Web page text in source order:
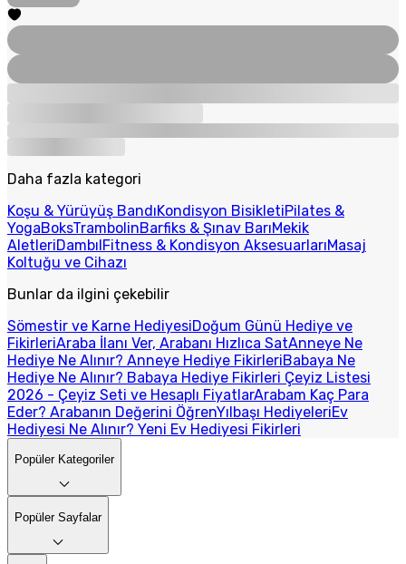
Daha fazla kategori
Koşu & Yürüyüş BandıKondisyon BisikletiPilates &
YogaBoksTrambolinBarfiks & Şınav BarıMekik
AletleriDambılFitness & Kondisyon AksesuarlarıMasaj
Koltuğu ve Cihazı
Bunlar da ilgini çekebilir
Sömestir ve Karne HediyesiDoğum Günü Hediye ve
FikirleriAraba İlanı Ver, Arabanı Hızlıca SatAnneye Ne
Hediye Ne Alınır? Anneye Hediye FikirleriBabaya Ne
Hediye Ne Alınır? Babaya Hediye Fikirleri Çeyiz Listesi
2026 - Çeyiz Seti ve Hesaplı FiyatlarArabam Kaç Para
Eder? Arabanın Değerini ÖğrenYılbaşı HediyeleriEv
Hediyesi Ne Alınır? Yeni Ev Hediyesi Fikirleri
Popüler Kategoriler
Popüler Sayfalar